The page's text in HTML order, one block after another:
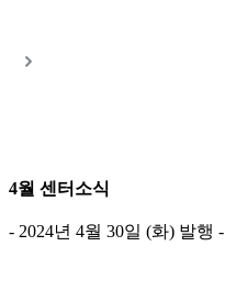
4월 센터소식
- 2024년 4월 30일 (화) 발행 -